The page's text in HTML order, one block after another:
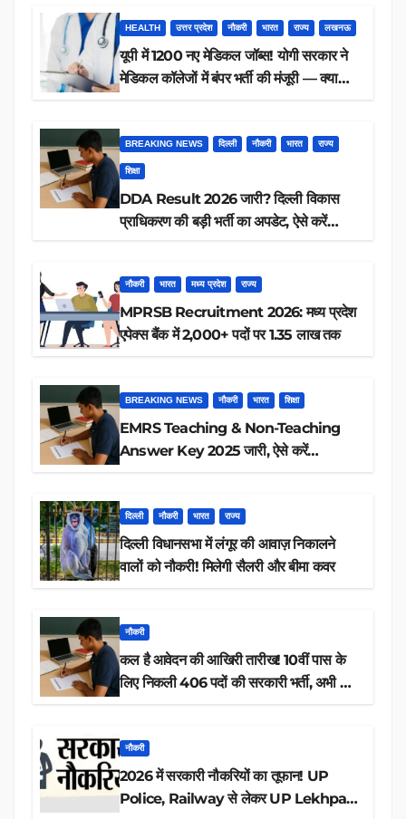
HEALTH उत्तर प्रदेश नौकरी भारत राज्य लखनऊ
यूपी में 1200 नए मेडिकल जॉब्स! योगी सरकार ने
मेडिकल कॉलेजों में बंपर भर्ती की मंजूरी — क्या
BREAKING NEWS दिल्ली नौकरी भारत राज्य
शिक्षा
DDA Result 2026 जारी? दिल्ली विकास
प्राधिकरण की बड़ी भर्ती का अपडेट, ऐसे करें
नौकरी भारत मध्य प्रदेश राज्य
MPRSB Recruitment 2026: मध्य प्रदेश
एपेक्स बैंक में 2,000+ पदों पर 1.35 लाख तक
BREAKING NEWS नौकरी भारत शिक्षा
EMRS Teaching & Non-Teaching
Answer Key 2025 जारी, ऐसे करें
दिल्ली नौकरी भारत राज्य
दिल्ली विधानसभा में लंगूर की आवाज़ निकालने
वालों को नौकरी! मिलेगी सैलरी और बीमा कवर
नौकरी
कल है आवेदन की आखिरी तारीख! 10वीं पास के
लिए निकली 406 पदों की सरकारी भर्ती, अभी करें
नौकरी
2026 में सरकारी नौकरियों का तूफान! UP
Police, Railway से लेकर UP Lekhpal